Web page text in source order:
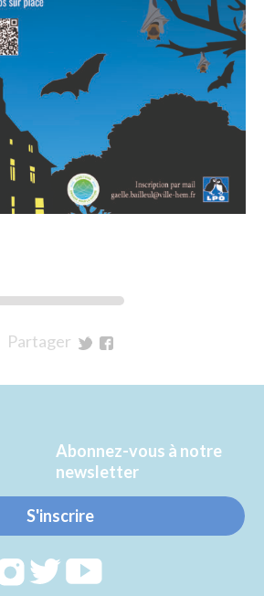
Partager
Twitter
Facebook
Abonnez-vous à notre
newsletter
S'inscrire
RejoignezRejoignezRejoignez